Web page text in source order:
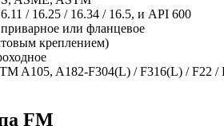
/ 16.25 / 16.34 / 16.5, и API 600
или фланцевое
креплением)
A105, A182-F304(L) / F316(L) / F22 /
FM